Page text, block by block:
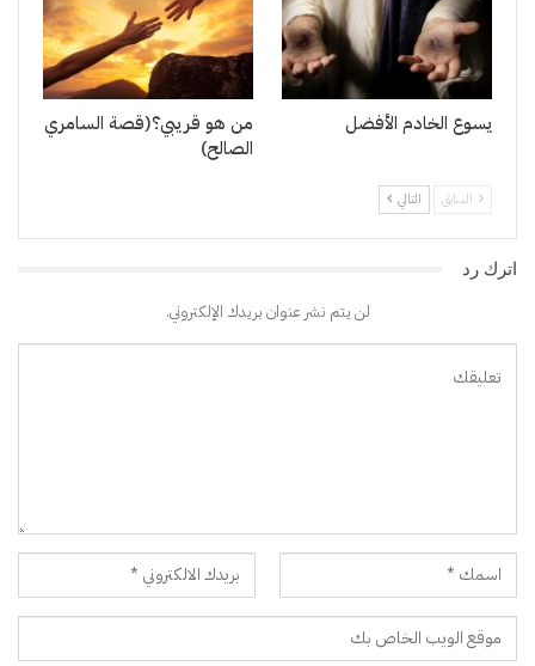
يسوع الخادم الأفضل
من هو قريبي؟(قصة السامري
الصالح)
السابق التالي
اترك رد
لن يتم نشر عنوان بريدك الإلكتروني.